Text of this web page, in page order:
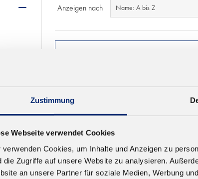
Zustimmung
Webseite verwendet Cookies
verwenden Cookies, um Inhalte und Anzeigen zu
die Zugriffe auf unsere Website zu analysieren.
an unsere Partner für soziale Medien, Werbung
Anzeigen nach Name: A bis Z